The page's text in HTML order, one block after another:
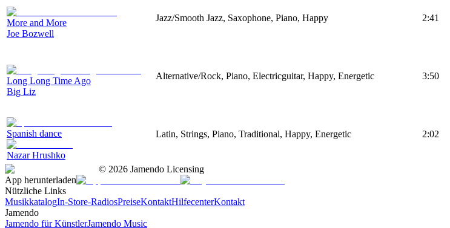
More and More
Joe Bozwell
Jazz/Smooth Jazz, Saxophone, Piano, Happy 2:41
Long Long Time Ago
Big Liz
Alternative/Rock, Piano, Electricguitar, Happy, Energetic 3:50
Spanish dance
Nazar Hrushko
Latin, Strings, Piano, Traditional, Happy, Energetic 2:02
© 2026 Jamendo Licensing
App herunterladen
Nützliche Links
MusikkatalogIn-Store-RadiosPreiseKontaktHilfecenterKontakt
Jamendo
Jamendo für KünstlerJamendo Music